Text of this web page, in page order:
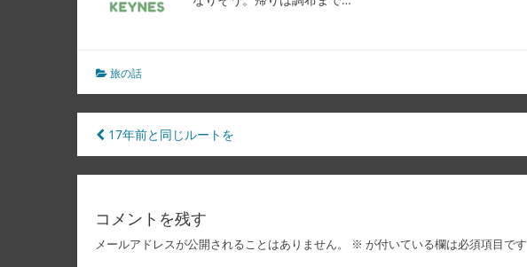
旅の話
投
稿
ビ
ゲ
17年前と同じルートを
コメントを残す
メールアドレスが公開されることはありません。 ※ が付いている欄は必須項目です